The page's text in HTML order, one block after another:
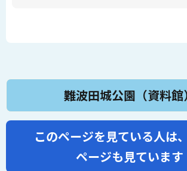
難波田城公園（資料館）
このページを見ている人は、
ページも見ています